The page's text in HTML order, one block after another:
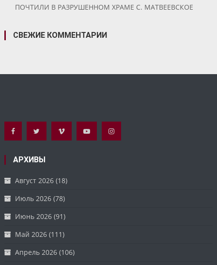
ПОЧТИЛИ В РАЗРУШЕННОМ ХРАМЕ С. МАТВЕЕВСКОЕ
СВЕЖИЕ КОММЕНТАРИИ
АРХИВЫ
Август 2026 (18)
Июль 2026 (78)
Июнь 2026 (91)
Май 2026 (111)
Апрель 2026 (106)